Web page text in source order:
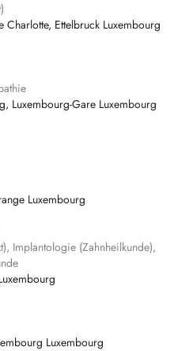
Charlotte, Ettelbruck Luxembourg
Luxembourg-Gare Luxembourg
Luxembourg
Implantologie (Zahnheilkunde),
Luxembourg